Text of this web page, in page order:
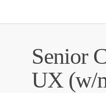
Senior
UX (w/